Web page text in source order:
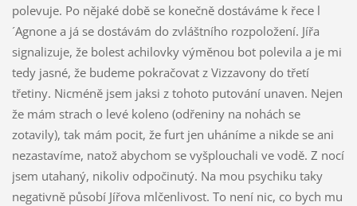
polevuje. Po nějaké době se konečně dostáváme k řece l
´Agnone a já se dostávám do zvláštního rozpoložení. Jířa
signalizuje, že bolest achilovky výměnou bot polevila a je mi
tedy jasné, že budeme pokračovat z Vizzavony do třetí
třetiny. Nicméně jsem jaksi z tohoto putování unaven. Nejen
že mám strach o levé koleno (odřeniny na nohách se
zotavily), tak mám pocit, že furt jen uháníme a nikde se ani
nezastavíme, natož abychom se vyšplouchali ve vodě. Z nocí
jsem utahaný, nikoliv odpočinutý. Na mou psychiku taky
negativně působí Jířova mlčenlivost. To není nic, co bych mu